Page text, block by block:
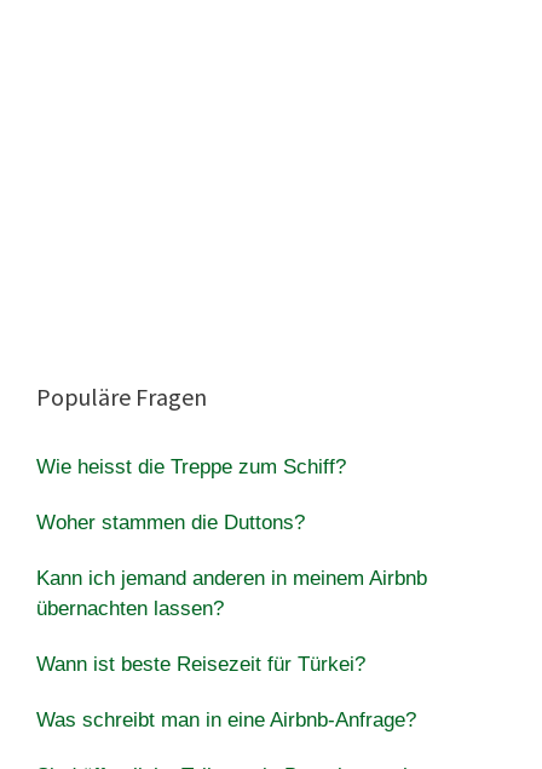
Populäre Fragen
Wie heisst die Treppe zum Schiff?
Woher stammen die Duttons?
Kann ich jemand anderen in meinem Airbnb
übernachten lassen?
Wann ist beste Reisezeit für Türkei?
Was schreibt man in eine Airbnb-Anfrage?